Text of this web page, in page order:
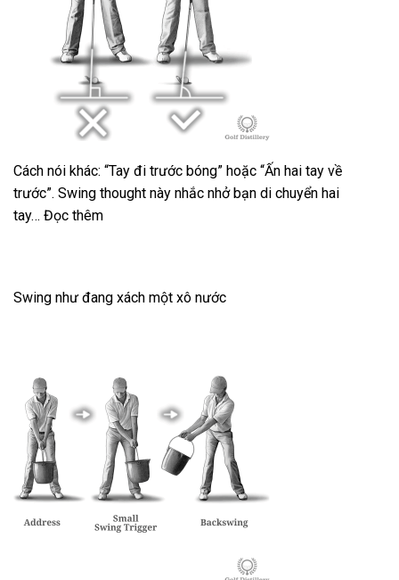
Cách nói khác: “Tay đi trước bóng” hoặc “Ấn hai tay về
trước”. Swing thought này nhắc nhở bạn di chuyển hai
tay… Đọc thêm
Swing như đang xách một xô nước